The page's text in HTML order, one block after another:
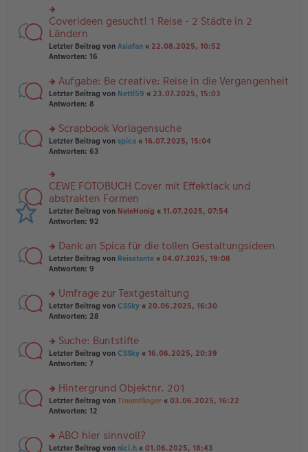
g
e
n
er
B
ei
tr
g
u
n
g
el
es
e
er
B
ei
tr
g
rs
te
r
u
n
el
es
e
B
ei
tr
g
Coverideen gesucht! 1 Reise - 2 Städte in 2
Ländern
Letzter Beitrag von Asiafan « 22.08.2025, 10:52
Antworten: 16
rs
te
n
g
el
e
n
er
B
ei
tr
g
Aufgabe: Be creative: Reise in die Vergangenheit
Letzter Beitrag von Netti59 « 23.07.2025, 15:03
Antworten: 8
rs
te
u
n
g
el
es
e
er
B
ei
tr
g
Scrapbook Vorlagensuche
Letzter Beitrag von spica « 16.07.2025, 15:04
Antworten: 63
rs
te
r
u
n
el
es
e
B
ei
tr
g
CEWE FOTOBUCH Cover mit Effektlack und
abstrakten Formen
Letzter Beitrag von NeleHonig « 11.07.2025, 07:54
Antworten: 92
rs
te
n
g
el
e
n
er
tr
a
g
Dank an Spica für die tollen Gestaltungsideen
Letzter Beitrag von Reisetante « 04.07.2025, 19:08
Antworten: 9
rs
te
n
g
el
e
n
er
tr
a
Umfrage zur Textgestaltung
Letzter Beitrag von CSSky « 20.06.2025, 16:30
Antworten: 28
rs
te
n
g
el
e
n
Suche: Buntstifte
Letzter Beitrag von CSSky « 16.06.2025, 20:39
Antworten: 7
rs
te
n
Hintergrund Objektnr. 201
Letzter Beitrag von Traumfänger « 03.06.2025, 16:22
Antworten: 12
rs
ABO hier sinnvoll?
Letzter Beitrag von nici.h « 01.06.2025, 18:43